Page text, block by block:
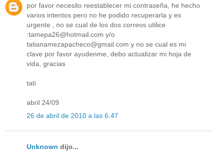
por favor necesito reestablecer mi contraseña, he hecho
varios intentos pero no he podido recuperarla y es
urgente , no se cual de los dos correos utilice
:tamepa26@hotmail.com y/o
tatianamezapacheco@gmail.com y no se cual es mi
clave por favor ayudenme, debo actualizar mi hoja de
vida, gracias
tati
abril 24/09
26 de abril de 2010 a las 6:47
Unknown dijo...